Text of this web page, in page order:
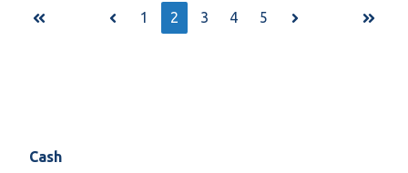
Eerste Vorige1 2 3 4 5 Volgende Laatste
Cash